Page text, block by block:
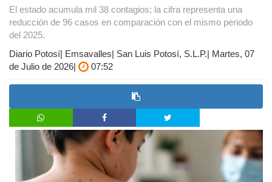
El estado acumula mil 38 contagios; la cifra representa una
reducción de 96 casos en comparación con el mismo periodo
del 2025.
Diario Potosí| Emsavalles| San Luis Potosí, S.L.P.| Martes, 07
de Julio de 2026|
07:52